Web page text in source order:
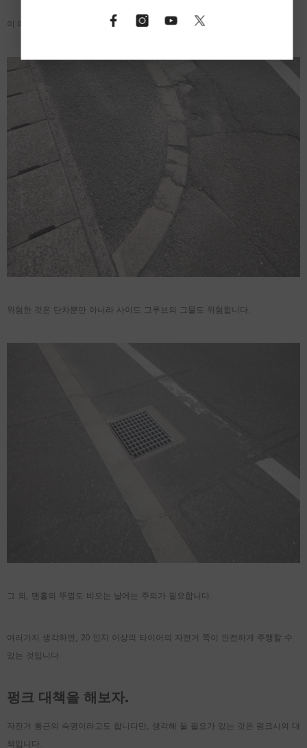
이 때, 방어 자세가 취하기 어려우므로, 얼굴로부터 지면에 쓰러져 버립니다.
위험한 것은 단차뿐만 아니라 사이드 그루브의 그물도 위험합니다.
그 외, 맨홀의 뚜껑도 비오는 날에는 주의가 필요합니다.
여러가지 생각하면, 20 인치 이상의 타이어의 자전거 쪽이 안전하게 주행할 수
있는 것입니다.
펑크 대책을 해보자.
자전거 통근의 숙명이라고도 합니다만, 생각해 둘 필요가 있는 것은 펑크시의 대
책입니다.